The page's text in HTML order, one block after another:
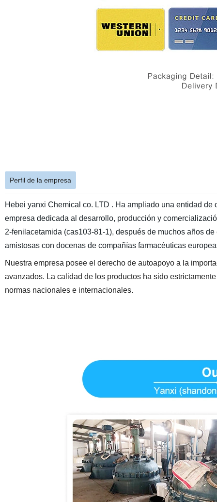
Perfil de la empresa
Hebei yanxi Chemical co. LTD . Ha ampliado una entidad
empresa dedicada al desarrollo, producción y
2-fenilacetamida (cas103-81-1), después de muchos años
amistosas con docenas de compañías farmacéuticas
Nuestra empresa posee el derecho de autoapoyo a la
avanzados. La calidad de los productos ha sido
normas nacionales e internacionales.